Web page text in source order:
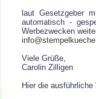
laut Gesetzgeber
automatisch -
Werbezwecken
Viele Grüße,
Carolin Zilligen
Hier die